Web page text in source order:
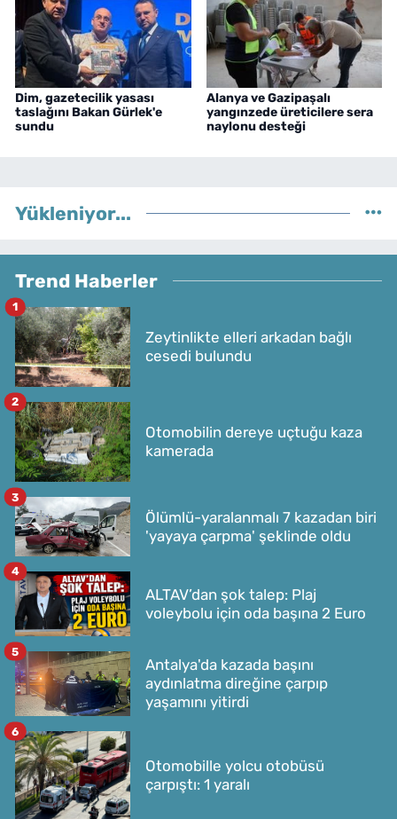
Dim, gazetecilik yasası
taslağını Bakan Gürlek'e
sundu
Alanya ve Gazipaşalı
yangınzede üreticilere sera
naylonu desteği
Yükleniyor...
Trend Haberler
Zeytinlikte elleri arkadan bağlı
cesedi bulundu
1
Otomobilin dereye uçtuğu kaza
kamerada
2
Ölümlü-yaralanmalı 7 kazadan biri
'yayaya çarpma' şeklinde oldu
3
ALTAV’dan şok talep: Plaj
voleybolu için oda başına 2 Euro
4
Antalya'da kazada başını
aydınlatma direğine çarpıp
yaşamını yitirdi
5
Otomobille yolcu otobüsü
çarpıştı: 1 yaralı
6